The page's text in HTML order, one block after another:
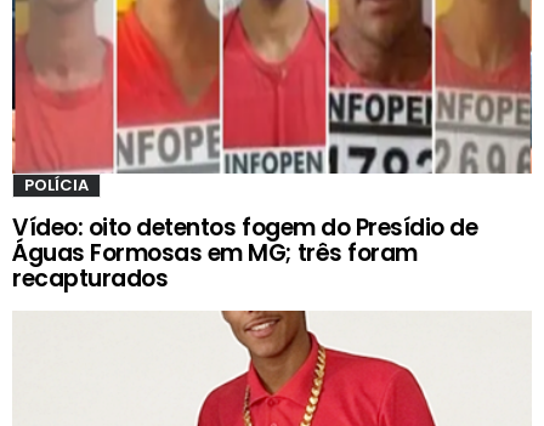
POLÍCIA
Vídeo: oito detentos fogem do Presídio de
Águas Formosas em MG; três foram
recapturados